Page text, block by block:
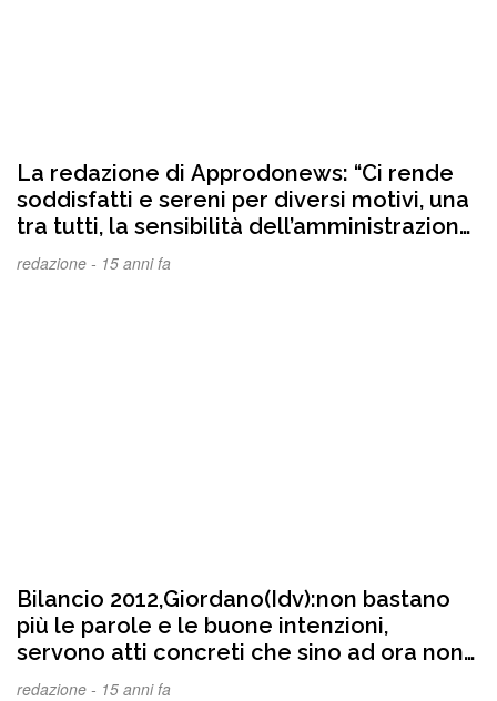
La redazione di Approdonews: “Ci rende
soddisfatti e sereni per diversi motivi, una
tra tutti, la sensibilità dell’amministrazione
a fatti così gravi da deturpare la
redazione - 15 anni fa
Bilancio 2012,Giordano(Idv):non bastano
più le parole e le buone intenzioni,
servono atti concreti che sino ad ora non
si sono visti
redazione - 15 anni fa